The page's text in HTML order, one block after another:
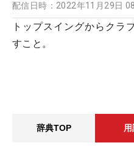
配信日時： 2022年11月29日
トップスイングからクラ
すこと。
辞典TOP